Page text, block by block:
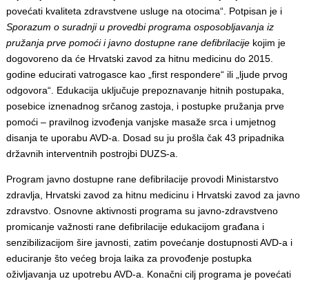
povećati kvaliteta zdravstvene usluge na otocima“. Potpisan je i
Sporazum o suradnji u provedbi programa osposobljavanja iz
pružanja prve pomoći i javno dostupne rane defibrilacijekojim je
dogovoreno da će Hrvatski zavod za hitnu medicinu do 2015.
godine educirati vatrogasce kao „first respondere“ ili „ljude prvog
odgovora“. Edukacija uključuje prepoznavanje hitnih postupaka,
posebice iznenadnog srčanog zastoja, i postupke pružanja prve
pomoći – pravilnog izvođenja vanjske masaže srca i umjetnog
disanja te uporabu AVD-a. Dosad su ju prošla čak 43 pripadnika
državnih interventnih postrojbi DUZS-a.
Program javno dostupne rane defibrilacije provodi Ministarstvo
zdravlja, Hrvatski zavod za hitnu medicinu i Hrvatski zavod za javno
zdravstvo. Osnovne aktivnosti programa su javno-zdravstveno
promicanje važnosti rane defibrilacije edukacijom građana i
senzibilizacijom šire javnosti, zatim povećanje dostupnosti AVD-a i
educiranje što većeg broja laika za provođenje postupka
oživljavanja uz upotrebu AVD-a. Konačni cilj programa je povećati